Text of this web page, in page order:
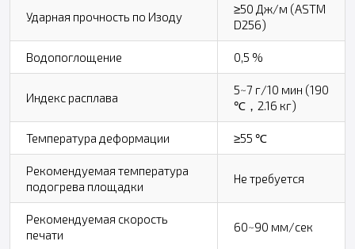
Ударная прочность по Изоду
≥50 Дж/м (ASTM
D256)
Водопоглощение 0,5 %
Индекс расплава
5~7 г/10 мин (190
℃，2.16 кг)
Температура деформации ≥55 ℃
Рекомендуемая температура
подогрева площадки
Не требуется
Рекомендуемая скорость
печати
60~90 мм/сек